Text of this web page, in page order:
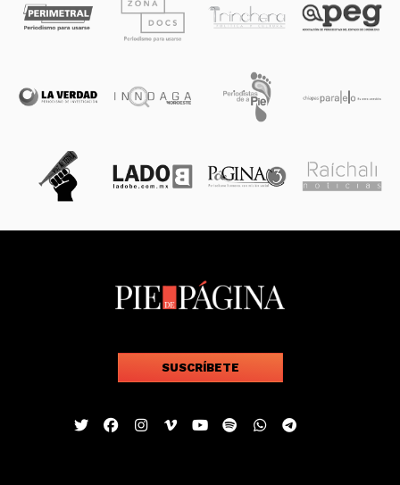
SUSCRÍBETE